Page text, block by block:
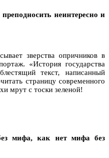
неинтересно и
зверства опричников в
«История государства
текст, написанный
страницу современного
мрут с тоски зеленой!
мифа, как нет мифа без